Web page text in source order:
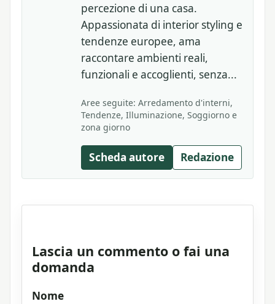
percezione di una casa.
Appassionata di interior styling e
tendenze europee, ama
raccontare ambienti reali,
funzionali e accoglienti, senza...
Aree seguite: Arredamento d'interni,
Tendenze, Illuminazione, Soggiorno e
zona giorno
Scheda autore Redazione
Lascia un commento o fai una
domanda
Nome